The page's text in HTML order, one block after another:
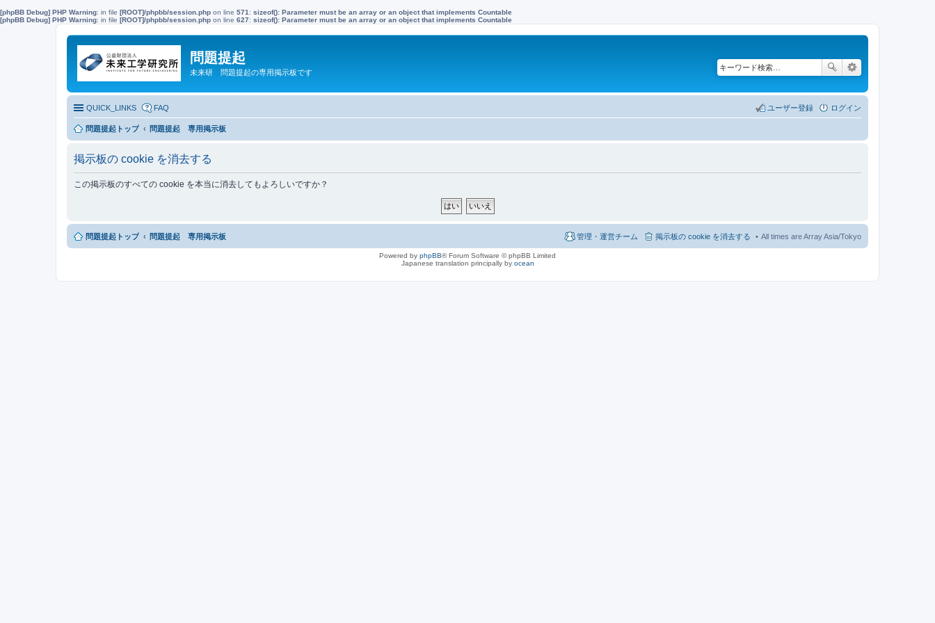
[phpBB Debug] PHP Warning: in file [ROOT]/phpbb/session.php on line 571 : sizeof(): Parameter must be an array or an object that implements Countable
[phpBB Debug] PHP Warning: in file [ROOT]/phpbb/session.php on line 627: sizeof(): Parameter must be an array or an object that implements Countable
問題提起
未来研 問題提起の専用掲示板です
QUICK_LINKS FAQ ログイン
ユーザー登録
問題提起トップ 問題提起 専用掲示板
掲示板の cookie を消去する
この掲示板のすべての cookie を本当に消去してもよろしいですか？
問題提起トップ 問題提起 専用掲示板 All times are Array Asia/Tokyo
掲示板の cookie を消去する
管理・運営チーム
Powered by phpBB® Forum Software © phpBB Limited
Japanese translation principally by ocean